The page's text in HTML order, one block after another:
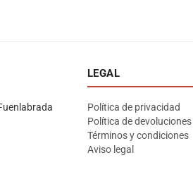
LEGAL
Política de privacidad
Política de
Términos y condiciones
Aviso legal
Asesor El Arroyo
En línea · responde en segundos
WhatsApp